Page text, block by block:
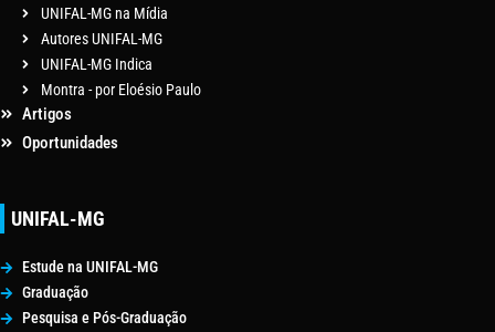
UNIFAL-MG na Mídia
Autores UNIFAL-MG
UNIFAL-MG Indica
Montra - por Eloésio Paulo
Artigos
Oportunidades
UNIFAL-MG
Estude na UNIFAL-MG
Graduação
Pesquisa e Pós-Graduação